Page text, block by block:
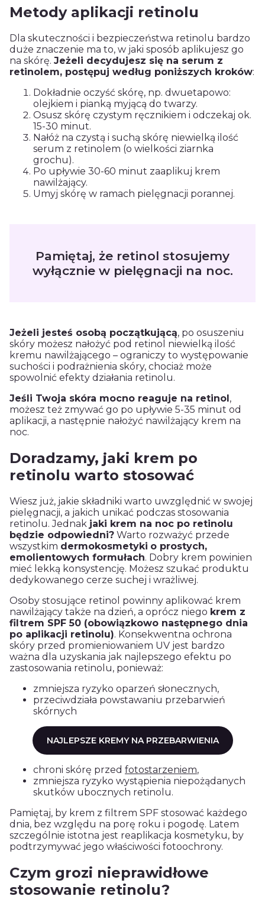
Metody aplikacji retinolu
Dla skuteczności i bezpieczeństwa retinolu bardzo
duże znaczenie ma to, w jaki sposób aplikujesz go
na skórę. Jeżeli decydujesz się na serum z
retinolem, postępuj według poniższych kroków:
Dokładnie oczyść skórę, np. dwuetapowo:
olejkiem i pianką myjącą do twarzy.
Osusz skórę czystym ręcznikiem i odczekaj ok.
15-30 minut.
Nałóż na czystą i suchą skórę niewielką ilość
serum z retinolem (o wielkości ziarnka
grochu).
Po upływie 30-60 minut zaaplikuj krem
nawilżający.
Umyj skórę w ramach pielęgnacji porannej.
Pamiętaj, że retinol stosujemy
wyłącznie w pielęgnacji na noc.
Jeżeli jesteś osobą początkującą, po osuszeniu
skóry możesz nałożyć pod retinol niewielką ilość
kremu nawilżającego – ograniczy to występowanie
suchości i podrażnienia skóry, chociaż może
spowolnić efekty działania retinolu.
Jeśli Twoja skóra mocno reaguje na retinol,
możesz też zmywać go po upływie 5-35 minut od
aplikacji, a następnie nałożyć nawilżający krem na
noc.
Doradzamy, jaki krem po
retinolu warto stosować
Wiesz już, jakie składniki warto uwzględnić w swojej
pielęgnacji, a jakich unikać podczas stosowania
retinolu. Jednak jaki krem na noc po retinolu
będzie odpowiedni? Warto rozważyć przede
wszystkim dermokosmetyki o prostych,
emolientowych formułach. Dobry krem powinien
mieć lekką konsystencję. Możesz szukać produktu
dedykowanego cerze suchej i wrażliwej.
Osoby stosujące retinol powinny aplikować krem
nawilżający także na dzień, a oprócz niego krem z
filtrem SPF 50 (obowiązkowo następnego dnia
po aplikacji retinolu). Konsekwentna ochrona
skóry przed promieniowaniem UV jest bardzo
ważna dla uzyskania jak najlepszego efektu po
zastosowania retinolu, ponieważ:
zmniejsza ryzyko oparzeń słonecznych,
przeciwdziała powstawaniu przebarwień
skórnych
NAJLEPSZE KREMY NA PRZEBARWIENIA
chroni skórę przed fotostarzeniem,
zmniejsza ryzyko wystąpienia niepożądanych
skutków ubocznych retinolu.
Pamiętaj, by krem z filtrem SPF stosować każdego
dnia, bez względu na porę roku i pogodę. Latem
szczególnie istotna jest reaplikacja kosmetyku, by
podtrzymywać jego właściwości fotoochrony.
Czym grozi nieprawidłowe
stosowanie retinolu?